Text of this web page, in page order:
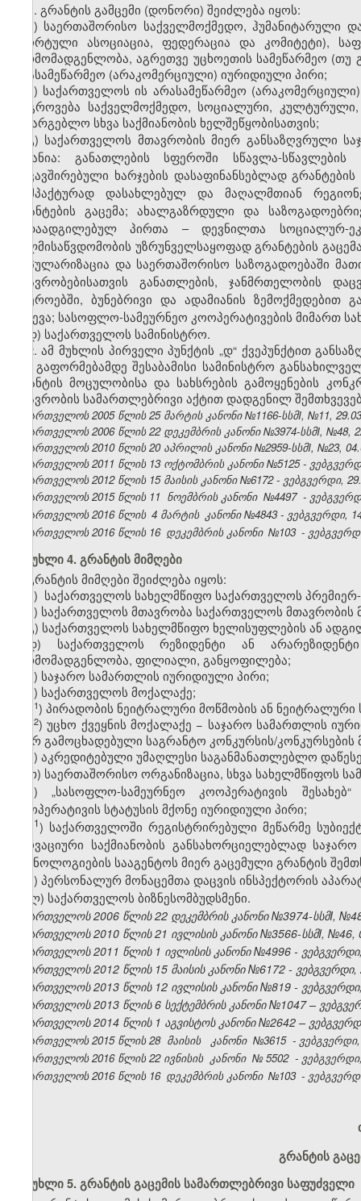
1. გრანტის გამცემი (დონორი) შეიძლება იყოს:
ა) საერთაშორისო საქველმოქმედო, ჰუმანიტარული
სპორტული ასოციაცია, ფედერაცია და კომიტეტი),
წარმომადგენლობა, აგრეთვე უცხოეთის სამეწარმეო
არასამეწარმეო (არაკომერციული) იურიდიული პირი;
ბ) საქართველოს ის არასამეწარმეო
დაგროვება საქველმოქმედო, სოციალური,
სასარგებლო სხვა საქმიანობის ხელშეწყობისათვის;
გ) საქართველოს მთავრობის მიერ განსაზღვრული
მიზანია: განათლების სფეროში სწავლა-
დაკავშირებული ხარჯების დასაფინანსებლად
კომპაქტურად დასახლებულ და მაღალმთიან
გრანტების გაცემა; ახალგაზრდული და
გადაადგილებულ პირთა – დევნილთა სოციალურ-
ხელმისაწვდომობის უზრუნველსაყოფად გრანტების
პოპულარიზაცია და საერთაშორისო საზოგადოებაში
მთავრობებისათვის განათლების, ჯანმრთელობის
სფეროებში, ბუნებრივი და ადამიანის ზემოქმედებით
გაწევა; სასოფლო-სამეურნეო კოოპერატივების მიმართ
დ) საქართველოს სამინისტრო.
2. ამ მუხლის პირველი პუნქტის „დ“ ქვეპუნქტით
მის გაფორმებამდე შესაბამისი სამინისტრო
გრანტის მოცულობისა და სახსრების გამოყენების
მთავრობის სამართლებრივი აქტით დადგენილ
საქართველოს 2005 წლის 25 მარტის კანონი №1166-სსმI, №11,
საქართველოს 2006 წლის 22 დეკემბრის კანონი №3974-სსმI, №48,
საქართველოს 2010 წლის 20 აპრილის კანონი №2959-სსმI, №23,
საქართველოს 2011 წლის 13 ოქტომბრის კანონი №5125 -
საქართველოს 2012 წლის 15 მაისის კანონი №6172 - ვებგვერდი,
საქართველოს 2015 წლის 11 ნოემბრის კანონი №4497 -
საქართველოს 2016 წლის 4 მარტის კანონი №4843 - ვებგვერდი,
საქართველოს 2016 წლის 16 დეკემბრის კანონი №103 -
მუხლი 4. გრანტის მიმღები
გრანტის მიმღები შეიძლება იყოს:
ა) საქართველოს სახელმწიფო საქართველოს
ბ) საქართველოს მთავრობა საქართველოს
გ) საქართველოს სახელმწიფო ხელისუფლების ან
დ) საქართველოს რეზიდენტი ან
წარმომადგენლობა, ფილიალი, განყოფილება;
ე) საჯარო სამართლის იურიდიული პირი;
ვ) საქართველოს მოქალაქე;
​1) პირადობის ნეიტრალური მოწმობის ან ნეიტრალური
​2) უცხო ქვეყნის მოქალაქე − საჯარო სამართლის
მიერ გამოცხადებული საგრანტო კონკურსის/კონკურსების
ზ) აკრედიტებული უმაღლესი საგანმანათლებლო
თ) საერთაშორისო ორგანიზაცია, სხვა სახელმწიფოს
ი) „სასოფლო-სამეურნეო კოოპერატივის
კოოპერატივის სტატუსის მქონე იურიდიული პირი;
​1) საქართველოში რეგისტრირებული მეწარმე
ინოვაციური საქმიანობის განსახორციელებლად
ტექნოლოგიების სააგენტოს მიერ გაცემული გრანტის
კ) პერსონალურ მონაცემთა დაცვის ინსპექტორის
ლ) საქართველოს ბიზნესომბუდსმენი.
საქართველოს 2006 წლის 22 დეკემბრის კანონი №3974-სსმI,
საქართველოს 2010 წლის 21 ივლისის კანონი №3566-სსმI, №46,
საქართველოს 2011 წლის 1 ივლისის კანონი №4996 -
საქართველოს 2012 წლის 15 მაისის კანონი №6172 - ვებგვერდი,
საქართველოს 2013 წლის 12 ივლისის კანონი №819 -
საქართველოს 2013 წლის 6 სექტემბრის კანონი №1047 –
საქართველოს 2014 წლის 1 აგვისტოს კანონი №2642 –
საქართველოს 2015 წლის 28 მაისის კანონი №3615 -
საქართველოს 2016 წლის 22 ივნისის კანონი № 5502 -
საქართველოს 2016 წლის 16 დეკემბრის კანონი №103 -
გრანტის
მუხლი 5. გრანტის გაცემის სამართლებრივი საფუძველი